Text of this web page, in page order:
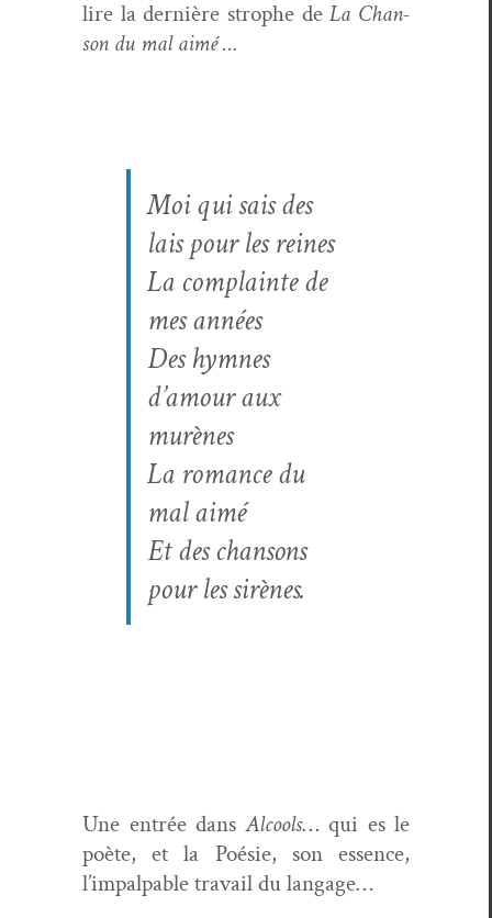
lire la dernière stro­phe deLa Chan­
son du mal aimé …
Moi qui sais des
lais pour les reines
La com­plainte de
mes années
Des hymnes
d’amour aux
murènes
La romance du
mal aimé
Et des chan­sons
pour les sirènes.
Une entrée dans Alcools… qui es le
poète, et la Poésie, son essence,
l’impalpable tra­vail du langage…